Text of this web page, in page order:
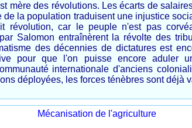
mère des révolutions. Les écarts de
de la population traduisent une injustice
révolution, car le peuple n'est pas
Salomon entraînèrent la révolte des
des décennies de dictatures est
pour que l'on puisse encore aduler
internationale d'anciens
déployées, les forces ténèbres sont déjà
Mécanisation de l'agriculture